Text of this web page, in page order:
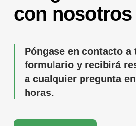
con nosotros
Póngase en contacto a
formulario y recibirá
a cualquier pregunta
horas.